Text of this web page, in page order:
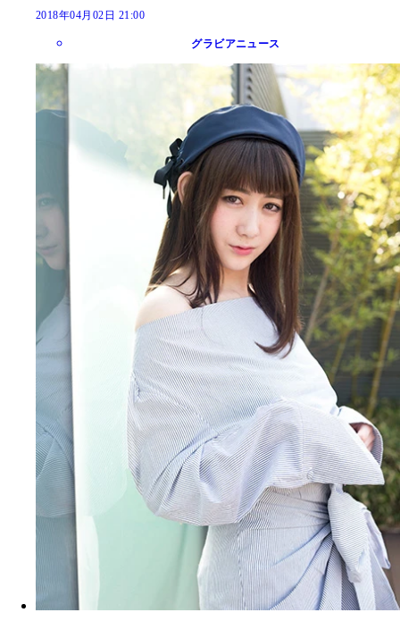
2018年04月02日 21:00
グラビアニュース